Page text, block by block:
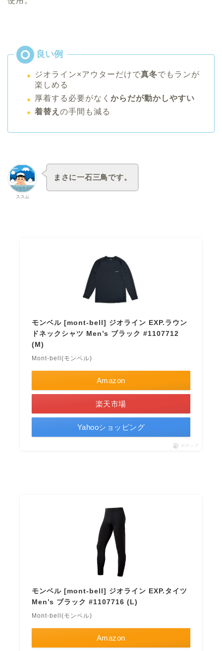
ジオライン×アウターだけで真冬でもランが
楽しめる
厚着する必要がなく からだが動かしやすい
着替え の手間も減る
ススム
まさに一石三鳥です。
モンベル [mont-bell] ジオライン EXP.ラウン
ドネックシャツ Men’s ブラック #1107712
(M)
Mont-bell(モンベル)
Amazon
楽天市場
Yahooショッピング
ポチップ
モンベル [mont-bell] ジオライン EXP.タイツ
Men’s ブラック #1107716 (L)
Mont-bell(モンベル)
Amazon